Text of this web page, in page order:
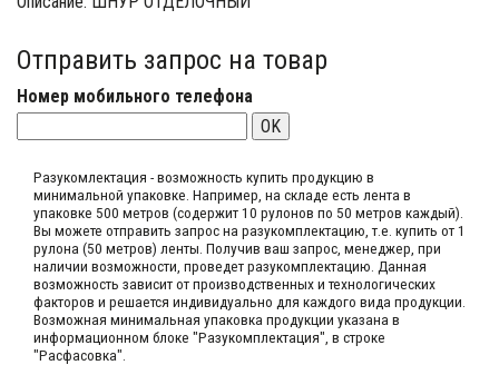
Отправить запрос на товар
Номер мобильного телефона
OK
Разукомлектация - возможность купить продукцию в
минимальной упаковке. Например, на складе​ есть лента в
упаковке 500 метров (содержит 10 рулонов по 50 метров каждый).​
Вы можете отправить запрос на разукомплектацию, т.е. купить от 1
рулона (50 метров) ленты. Получив ваш запрос,​ менеджер, при
наличии возможности, проведет разукомплектацию. Данная
возможность зависит от производственных​ и технологических
факторов и решается индивидуально для каждого вида продукции.​
Возможная минимальная упаковка продукции указана в
информационном блоке "Разукомплектация", в строке
"Расфасовка".